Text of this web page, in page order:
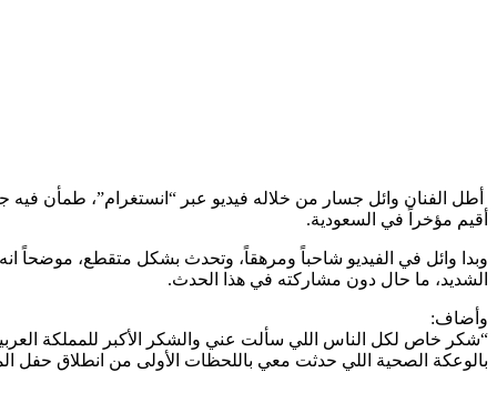
أطل الفنان وائل جسار من خلاله فيديو عبر “انستغرام”، طمأن
أقيم مؤخراً في السعودية.
وبدا وائل في الفيديو شاحباً ومرهقاً، وتحدث بشكل متقطع، موضحاً
الشديد، ما حال دون مشاركته في هذا الحدث.
وأضاف:
“شكر خاص لكل الناس اللي سألت عني والشكر الأكبر للمملكة
بالوعكة الصحية اللي حدثت معي باللحظات الأولى من انطلاق حفل